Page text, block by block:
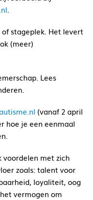
.
stageplek. Het levert
(meer)
Lees
(vanaf 2 april
hoe je een eenmaal
met zich
zoals: talent voor
loyaliteit, oog
vermogen om